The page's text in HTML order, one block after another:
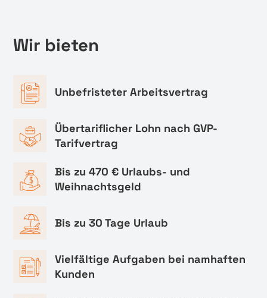
Wir bieten
Unbefristeter Arbeitsvertrag
Übertariflicher Lohn nach GVP-
Tarifvertrag
Bis zu 470 € Urlaubs- und
Weihnachtsgeld
Bis zu 30 Tage Urlaub
Vielfältige Aufgaben bei namhaften
Kunden